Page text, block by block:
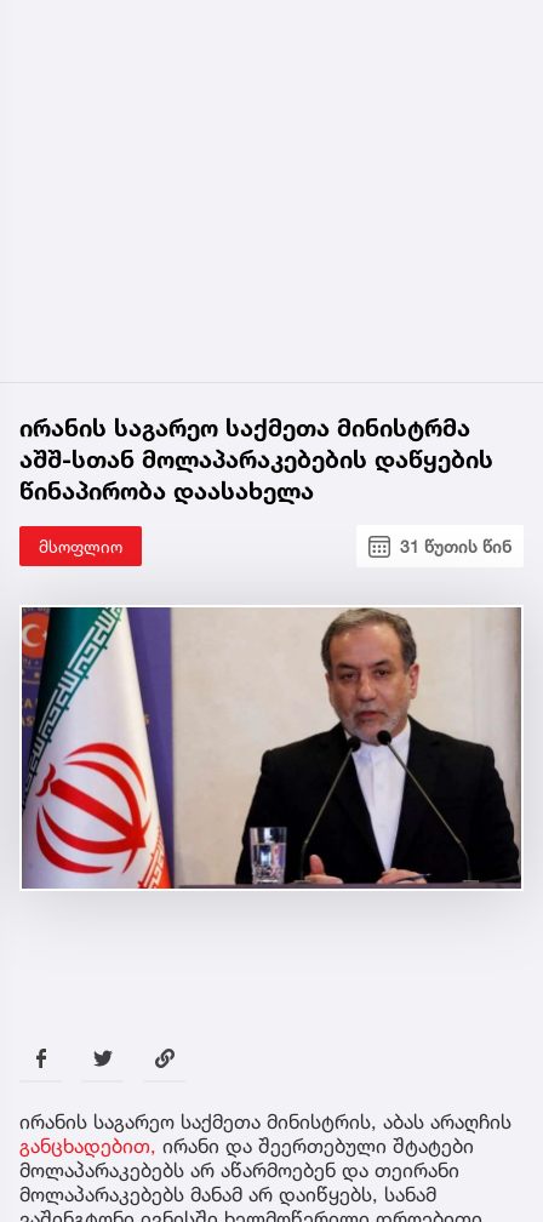
ირანის საგარეო საქმეთა მინისტრმა
აშშ-სთან მოლაპარაკებების დაწყების
წინაპირობა დაასახელა
მსოფლიო 31 წუთის წინ
ირანის საგარეო საქმეთა მინისტრის, აბას არაღჩის
განცხადებით, ირანი და შეერთებული შტატები
მოლაპარაკებებს არ აწარმოებენ და თეირანი
მოლაპარაკებებს მანამ არ დაიწყებს, სანამ